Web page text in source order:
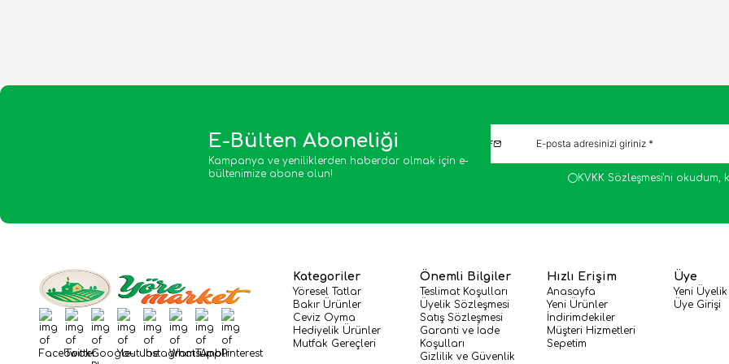
E-Bülten Aboneliği
Kampanya ve yeniliklerden haberdar olmak için e-
bültenimize abone olun!
KVKK Sözleşmesi'ni okudum,
Facebook
TwitterGoogle-Plus
YoutubeInstagram
WhatsApp
TumblrPinterest
Kategoriler
Yöresel Tatlar
Bakır Ürünler
Ceviz Oyma
Hediyelik Ürünler
Mutfak Gereçleri
Önemli Bilgiler
Teslimat Koşulları
Üyelik Sözleşmesi
Satış Sözleşmesi
Garanti ve İade
Koşulları
Gizlilik ve Güvenlik
Hızlı Erişim
Anasayfa
Yeni Ürünler
İndirimdekiler
Müşteri Hizmetleri
Sepetim
Üye
Yeni Üyelik
Üye Girişi